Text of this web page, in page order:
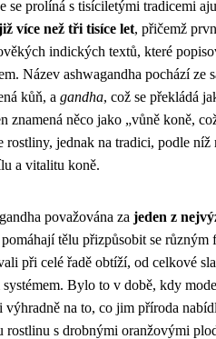
se prolíná s tisíciletými tradicemi
více než tři tisíce let, přičemž
indických textů, které
Název ashwagandha pochází ze
kůň, a gandha, což se překládá
znamená něco jako „vůně koně,
rostliny, jednak na tradici, podle níž
a vitalitu koně.
považována za jeden z
tělu přizpůsobit se různým
při celé řadě obtíží, od celkové
Bylo to v době, kdy
výhradně na to, co jim příroda
rostlinu s drobnými oranžovými